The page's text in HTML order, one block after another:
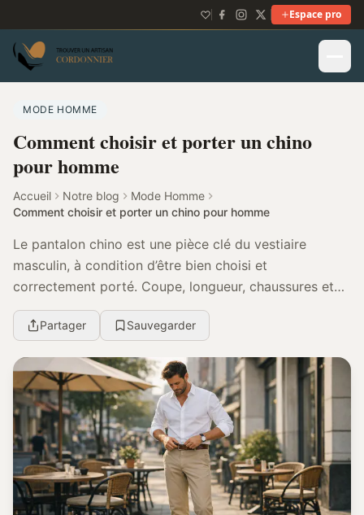
Espace pro
MODE HOMME
Comment choisir et porter un chino
pour homme
Accueil Notre blog
Mode Homme
Comment choisir et porter un chino pour homme
Le pantalon chino est une pièce clé du vestiaire
masculin, à condition d’être bien choisi et
correctement porté. Coupe, longueur, chaussures et
cohérence globale font toute la différence...
Partager Sauvegarder